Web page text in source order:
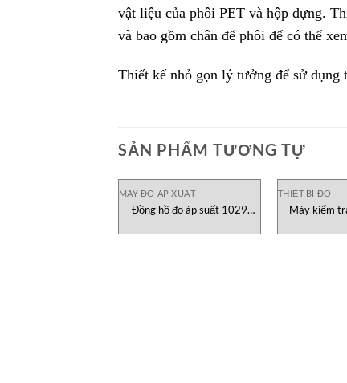
vật liệu của phôi PET và hộp đựng.
và bao gồm chân đế phôi để có thể
Thiết kế nhỏ gọn lý tưởng để sử dụng
SẢN PHẨM TƯƠNG TỰ
MÁY ĐO ÁP XUẤT
Đồng hồ đo áp suất 1029
THIẾT BỊ ĐO
Máy kiểm